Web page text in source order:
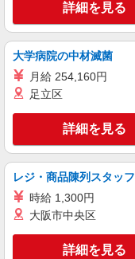
詳細を見る
大学病院の中材滅菌
月給 254,160円
足立区
詳細を見る
レジ・商品陳列スタッフ
時給 1,300円
大阪市中央区
詳細を見る